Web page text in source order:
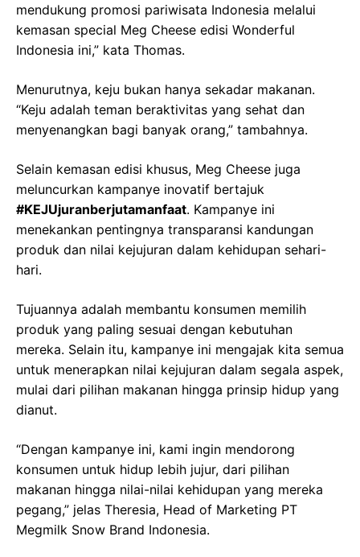
mendukung promosi pariwisata Indonesia melalui
kemasan special Meg Cheese edisi Wonderful
Indonesia ini,” kata Thomas.
Menurutnya, keju bukan hanya sekadar makanan.
“Keju adalah teman beraktivitas yang sehat dan
menyenangkan bagi banyak orang,” tambahnya.
Selain kemasan edisi khusus, Meg Cheese juga
meluncurkan kampanye inovatif bertajuk
#KEJUjuranberjutamanfaat. Kampanye ini
menekankan pentingnya transparansi kandungan
produk dan nilai kejujuran dalam kehidupan sehari-
hari.
Tujuannya adalah membantu konsumen memilih
produk yang paling sesuai dengan kebutuhan
mereka. Selain itu, kampanye ini mengajak kita semua
untuk menerapkan nilai kejujuran dalam segala aspek,
mulai dari pilihan makanan hingga prinsip hidup yang
dianut.
“Dengan kampanye ini, kami ingin mendorong
konsumen untuk hidup lebih jujur, dari pilihan
makanan hingga nilai-nilai kehidupan yang mereka
pegang,” jelas Theresia, Head of Marketing PT
Megmilk Snow Brand Indonesia.